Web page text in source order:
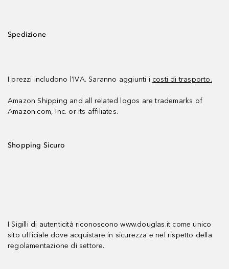
Spedizione
I prezzi includono l’IVA. Saranno aggiunti i costi di trasporto.
Amazon Shipping and all related logos are trademarks of
Amazon.com, Inc. or its affiliates.
Shopping Sicuro
I Sigilli di autenticità riconoscono www.douglas.it come unico
sito ufficiale dove acquistare in sicurezza e nel rispetto della
regolamentazione di settore.